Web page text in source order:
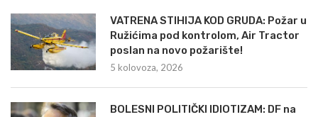
VATRENA STIHIJA KOD GRUDA: Požar u
Ružićima pod kontrolom, Air Tractor
poslan na novo požarište!
5 kolovoza, 2026
BOLESNI POLITIČKI IDIOTIZAM: DF na